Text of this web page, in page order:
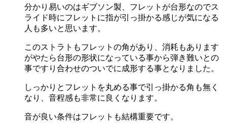
分かり易いのはギブソン製、フレットが台形なのでス
ライド時にフレットに指が引っ掛かる感じが気になる
人も多いと思います。
このストラトもフレットの角があり、消耗もあります
がやたら台形の形状になっている事から弾き難いとの
事ですり合わせのついでに成形する事となりました。
しっかりとフレットを丸める事で引っ掛かる角も無く
なり、音程感も非常に良くなります。
音が良い条件はフレットも結構重要です。